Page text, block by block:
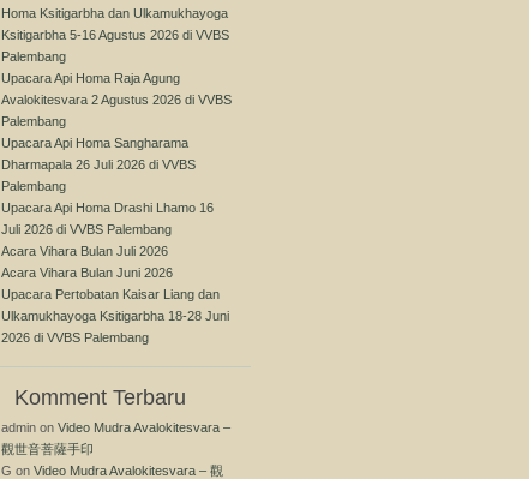
Homa Ksitigarbha dan Ulkamukhayoga
Ksitigarbha 5-16 Agustus 2026 di VVBS
Palembang
Upacara Api Homa Raja Agung
Avalokitesvara 2 Agustus 2026 di VVBS
Palembang
Upacara Api Homa Sangharama
Dharmapala 26 Juli 2026 di VVBS
Palembang
Upacara Api Homa Drashi Lhamo 16
Juli 2026 di VVBS Palembang
Acara Vihara Bulan Juli 2026
Acara Vihara Bulan Juni 2026
Upacara Pertobatan Kaisar Liang dan
Ulkamukhayoga Ksitigarbha 18-28 Juni
2026 di VVBS Palembang
Komment Terbaru
admin on Video Mudra Avalokitesvara –
觀世音菩薩手印
G on Video Mudra Avalokitesvara – 觀